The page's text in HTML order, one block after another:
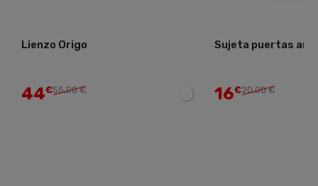
Lienzo Origo
44€55,00 €
Sujeta puertas
16€20,00 €